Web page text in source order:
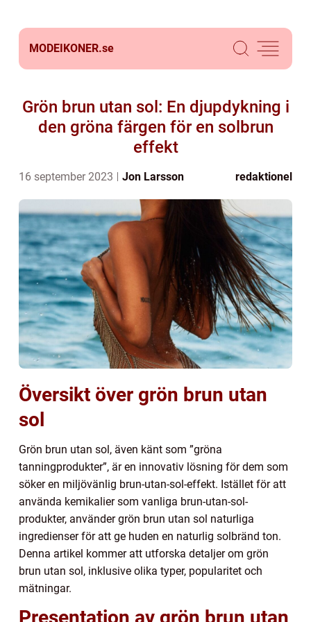
MODEIKONER.se
Grön brun utan sol: En djupdykning i
den gröna färgen för en solbrun
effekt
16 september 2023 Jon Larsson redaktionel
Översikt över grön brun utan
sol
Grön brun utan sol, även känt som ”gröna
tanningprodukter”, är en innovativ lösning för dem som
söker en miljövänlig brun-utan-sol-effekt. Istället för att
använda kemikalier som vanliga brun-utan-sol-
produkter, använder grön brun utan sol naturliga
ingredienser för att ge huden en naturlig solbränd ton.
Denna artikel kommer att utforska detaljer om grön
brun utan sol, inklusive olika typer, popularitet och
mätningar.
Presentation av grön brun utan